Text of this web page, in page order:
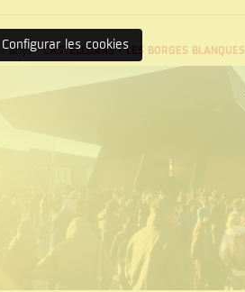
anys-CASTELLDANS-LES BORGES BLANQUES
Configurar les cookies